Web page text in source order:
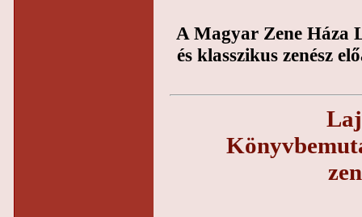
A Magyar Zene Háza
és klasszikus zenész